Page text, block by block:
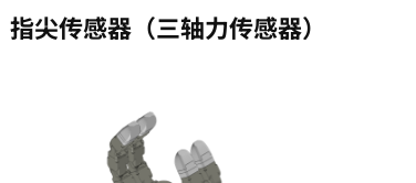
指尖传感器（三轴力传感器）